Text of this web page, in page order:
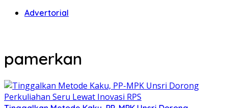
Advertorial
pamerkan